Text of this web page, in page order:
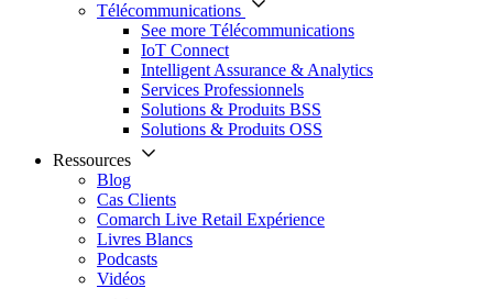
Télécommunications
See more Télécommunications
IoT Connect
Intelligent Assurance & Analytics
Services Professionnels
Solutions & Produits BSS
Solutions & Produits OSS
Ressources
Blog
Cas Clients
Comarch Live Retail Expérience
Livres Blancs
Podcasts
Vidéos